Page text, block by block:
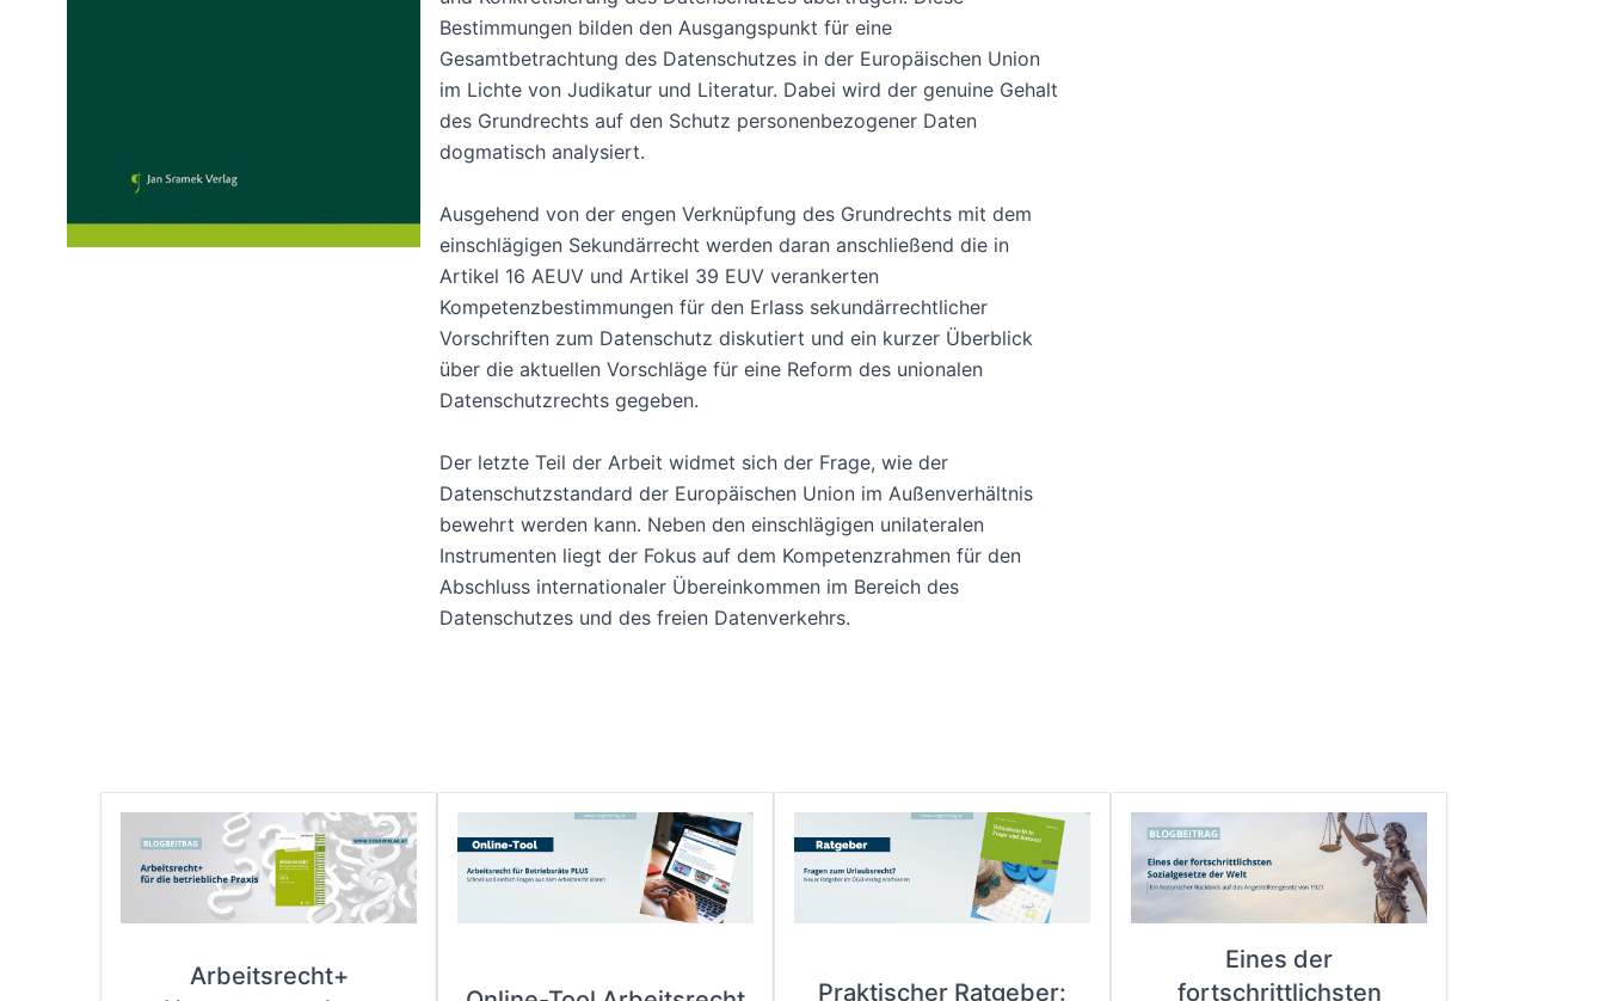
Bestimmungen bilden den Ausgangspunkt für eine
Gesamtbetrachtung des Datenschutzes in der Europäischen Union
im Lichte von Judikatur und Literatur. Dabei wird der genuine Gehalt
des Grundrechts auf den Schutz personenbezogener Daten
dogmatisch analysiert.
Ausgehend von der engen Verknüpfung des Grundrechts mit dem
einschlägigen Sekundärrecht werden daran anschließend die in
Artikel 16 AEUV und Artikel 39 EUV verankerten
Kompetenzbestimmungen für den Erlass sekundärrechtlicher
Vorschriften zum Datenschutz diskutiert und ein kurzer Überblick
über die aktuellen Vorschläge für eine Reform des unionalen
Datenschutzrechts gegeben.
Der letzte Teil der Arbeit widmet sich der Frage, wie der
Datenschutzstandard der Europäischen Union im Außenverhältnis
bewehrt werden kann. Neben den einschlägigen unilateralen
Instrumenten liegt der Fokus auf dem Kompetenzrahmen für den
Abschluss internationaler Übereinkommen im Bereich des
Datenschutzes und des freien Datenverkehrs.
Arbeitsrecht+
Praktischer Ratgeber:
Eines der
fortschrittlichsten